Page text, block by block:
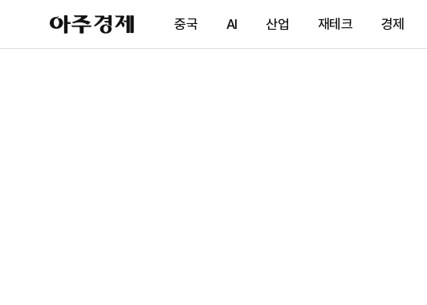
아
주
제
중국 AI 산업 재테크 경제